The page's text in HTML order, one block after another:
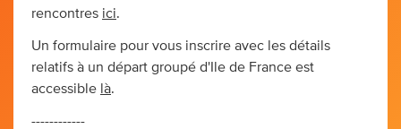
rencontres ici.
Un formulaire pour vous inscrire avec les détails
relatifs à un départ groupé d'Ile de France est
accessible là.
------------